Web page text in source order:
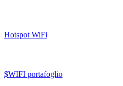
Hotspot WiFi
$WIFI portafoglio